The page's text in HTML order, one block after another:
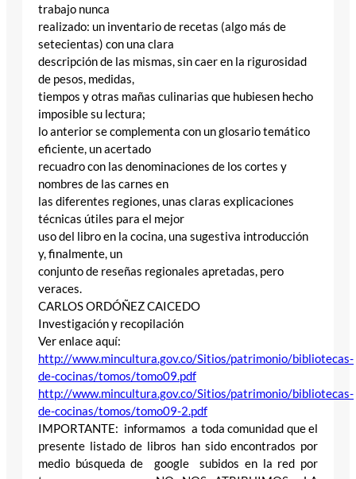
trabajo nunca
realizado: un inventario de recetas (algo más de
setecientas) con una clara
descripción de las mismas, sin caer en la rigurosidad
de pesos, medidas,
tiempos y otras mañas culinarias que hubiesen hecho
imposible su lectura;
lo anterior se complementa con un glosario temático
eficiente, un acertado
recuadro con las denominaciones de los cortes y
nombres de las carnes en
las diferentes regiones, unas claras explicaciones
técnicas útiles para el mejor
uso del libro en la cocina, una sugestiva introducción
y, finalmente, un
conjunto de reseñas regionales apretadas, pero
veraces.
CARLOS ORDÓÑEZ CAICEDO
Investigación y recopilación
Ver enlace aquí:
http://www.mincultura.gov.co/Sitios/patrimonio/bibliotecas-
de-cocinas/tomos/tomo09.pdf
http://www.mincultura.gov.co/Sitios/patrimonio/bibliotecas-
de-cocinas/tomos/tomo09-2.pdf
IMPORTANTE: informamos a toda comunidad que el
presente listado de libros han sido encontrados por
medio búsqueda de google subidos en la red por